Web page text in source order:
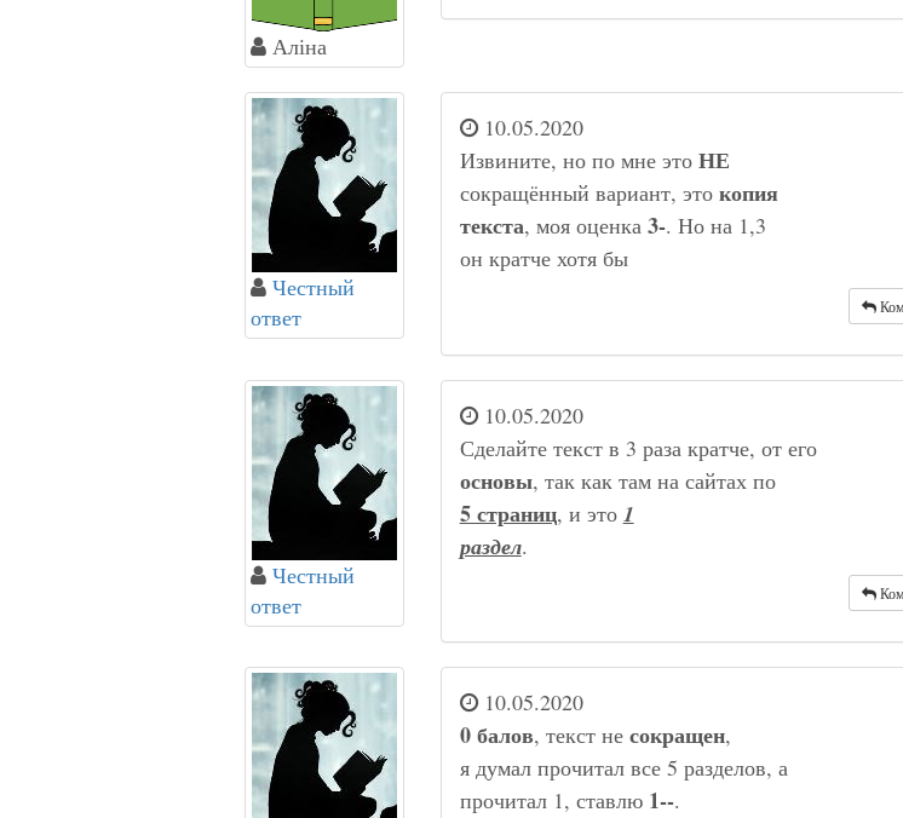
Аліна
Честный
ответ
10.05.2020
Извините, но по мне это НЕ
сокращённый вариант, это копия
текста, моя оценка 3-. Но на 1,3
он кратче хотя бы
Честный
ответ
10.05.2020
Сделайте текст в 3 раза кратче, от его
основы, так как там на сайтах по
5 страниц, и это 1
раздел.
10.05.2020
0 балов, текст не сокращен,
я думал прочитал все 5 разделов, а
прочитал 1, ставлю 1--.